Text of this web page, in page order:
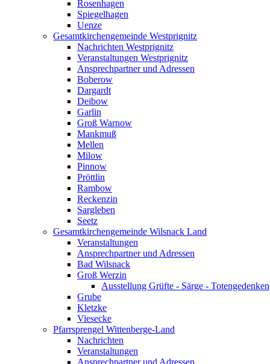
Rosenhagen
Spiegelhagen
Uenze
Gesamtkirchengemeinde Westprignitz
Nachrichten Westprignitz
Veranstaltungen Westprignitz
Ansprechpartner und Adressen
Boberow
Dargardt
Deibow
Garlin
Groß Warnow
Mankmuß
Mellen
Milow
Pinnow
Pröttlin
Rambow
Reckenzin
Sargleben
Seetz
Gesamtkirchengemeinde Wilsnack Land
Veranstaltungen
Ansprechpartner und Adressen
Bad Wilsnack
Groß Werzin
Ausstellung Grüfte - Särge - Totengedenken
Grube
Kletzke
Viesecke
Pfarrsprengel Wittenberge-Land
Nachrichten
Veranstaltungen
Ansprechpartner und Adressen